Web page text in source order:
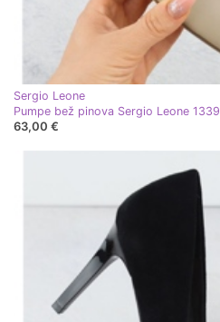
Sergio Leone
Pumpe bež pinova Sergio Leone 1339
63,00 €